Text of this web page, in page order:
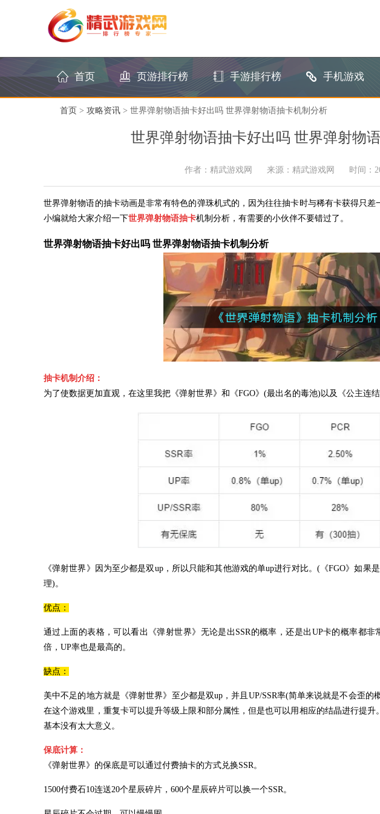
首页 页游排行榜 手游排行榜 手机游戏
首页 > 攻略资讯 > 世界弹射物语抽卡好出吗 世界弹射物语抽卡机制分析
世界弹射物语抽卡好出吗 世界弹射物
作者：精武游戏网 来源：精武游戏网 时间：
世界弹射物语的抽卡动画是非常有特色的弹珠机式的，因为往往抽卡时与稀有卡获得只
小编就给大家介绍一下世界弹射物语抽卡机制分析，有需要的小伙伴不要错过了。
世界弹射物语抽卡好出吗 世界弹射物语抽卡机制分析
抽卡机制介绍：
为了使数据更加直观，在这里我把《弹射世界》和《FGO》(最出名的毒池)以及《公主连结
《弹射世界》因为至少都是双up，所以只能和其他游戏的单up进行对比。(《FGO》如果
理)。
优点：
通过上面的表格，可以看出《弹射世界》无论是出SSR的概率，还是出UP卡的概率都非
倍，UP率也是最高的。
缺点：
美中不足的地方就是《弹射世界》至少都是双up，并且UP/SSR率(简单来说就是不会歪的
在这个游戏里，重复卡可以提升等级上限和部分属性，但是也可以用相应的结晶进行提
基本没有太大意义。
保底计算：
《弹射世界》的保底是可以通过付费抽卡的方式兑换SSR。
1500付费石10连送20个星辰碎片，600个星辰碎片可以换一个SSR。